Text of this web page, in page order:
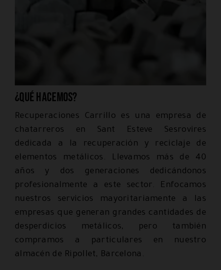
¿Qué hacemos?
Recuperaciones Carrillo es una empresa de
chatarreros en Sant Esteve Sesrovires
dedicada a la recuperación y reciclaje de
elementos metálicos. Llevamos más de 40
años y dos generaciones dedicándonos
profesionalmente a este sector. Enfocamos
nuestros servicios mayoritariamente a las
empresas que generan grandes cantidades de
desperdicios metálicos, pero también
compramos a particulares en nuestro
almacén de Ripollet, Barcelona.